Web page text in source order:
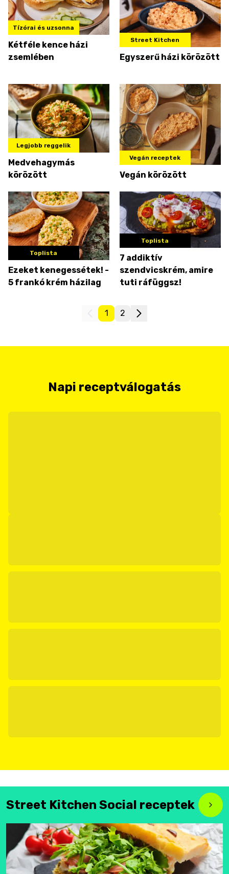
Tízórai és uzsonna
Kétféle kence házi
zsemlében
Street Kitchen
Egyszerű házi körözött
Legjobb reggelik
Medvehagymás
körözött
Vegán receptek
Vegán körözött
Toplista
Ezeket kenegessétek! -
5 frankó krém házilag
Toplista
7 addiktív
szendvicskrém, amire
tuti ráfüggsz!
1 2
Napi receptválogatás
Street Kitchen Social receptek